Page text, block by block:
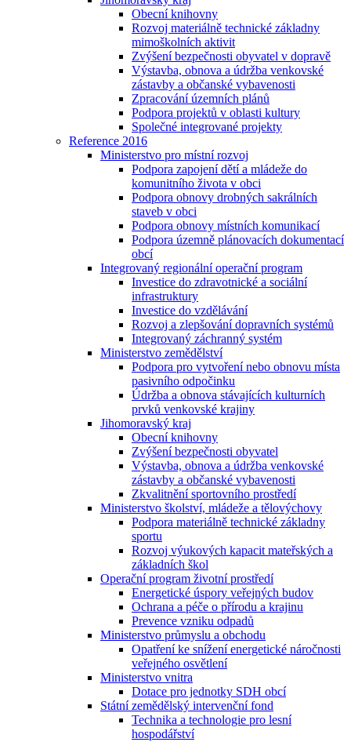
Obecní knihovny
Rozvoj materiálně technické základny
mimoškolních aktivit
Zvýšení bezpečnosti obyvatel v dopravě
Výstavba, obnova a údržba venkovské
zástavby a občanské vybavenosti
Zpracování územních plánů
Podpora projektů v oblasti kultury
Společné integrované projekty
Reference 2016
Ministerstvo pro místní rozvoj
Podpora zapojení dětí a mládeže do
komunitního života v obci
Podpora obnovy drobných sakrálních
staveb v obci
Podpora obnovy místních komunikací
Podpora územně plánovacích dokumentací
obcí
Integrovaný regionální operační program
Investice do zdravotnické a sociální
infrastruktury
Investice do vzdělávání
Rozvoj a zlepšování dopravních systémů
Integrovaný záchranný systém
Ministerstvo zemědělství
Podpora pro vytvoření nebo obnovu místa
pasivního odpočinku
Údržba a obnova stávajících kulturních
prvků venkovské krajiny
Jihomoravský kraj
Obecní knihovny
Zvýšení bezpečnosti obyvatel
Výstavba, obnova a údržba venkovské
zástavby a občanské vybavenosti
Zkvalitnění sportovního prostředí
Ministerstvo školství, mládeže a tělovýchovy
Podpora materiálně technické základny
sportu
Rozvoj výukových kapacit mateřských a
základních škol
Operační program životní prostředí
Energetické úspory veřejných budov
Ochrana a péče o přírodu a krajinu
Prevence vzniku odpadů
Ministerstvo průmyslu a obchodu
Opatření ke snížení energetické náročnosti
veřejného osvětlení
Ministerstvo vnitra
Dotace pro jednotky SDH obcí
Státní zemědělský intervenční fond
Technika a technologie pro lesní
hospodářství